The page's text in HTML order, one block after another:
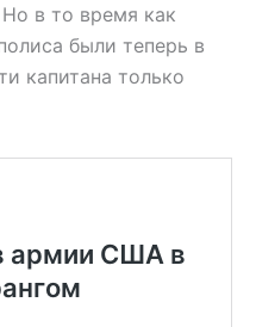
Но в то время как
были теперь в
капитана только